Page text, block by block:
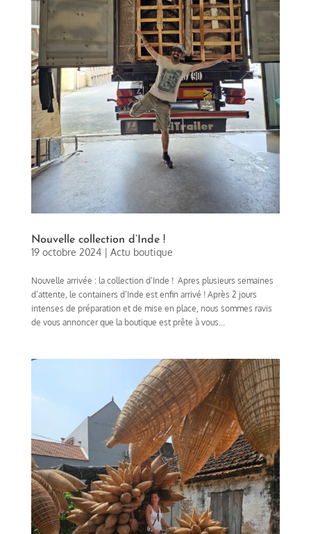
Nouvelle collection d’Inde !
19 octobre 2024| Actu boutique
Nouvelle arrivée : la collection d’Inde ! Apres plusieurs semaines
d’attente, le containers d’Inde est enfin arrivé ! Après 2 jours
intenses de préparation et de mise en place, nous sommes ravis
de vous annoncer que la boutique est prête à vous...